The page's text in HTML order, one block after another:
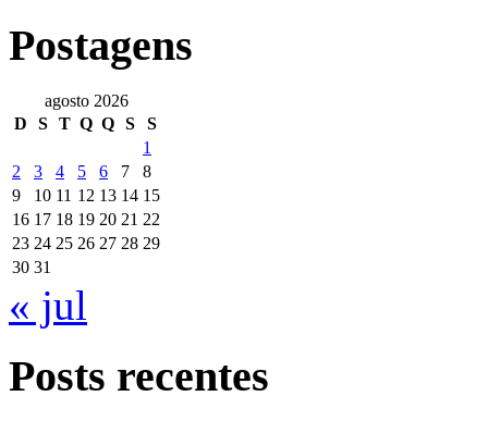
Postagens
agosto 2026
D
S T Q Q S
S
1
2
3 4 5 6 7
8
9
10 11 12 13 14 15
16 17 18 19 20 21 22
23 24 25 26 27 28 29
30 31
« jul
Posts recentes